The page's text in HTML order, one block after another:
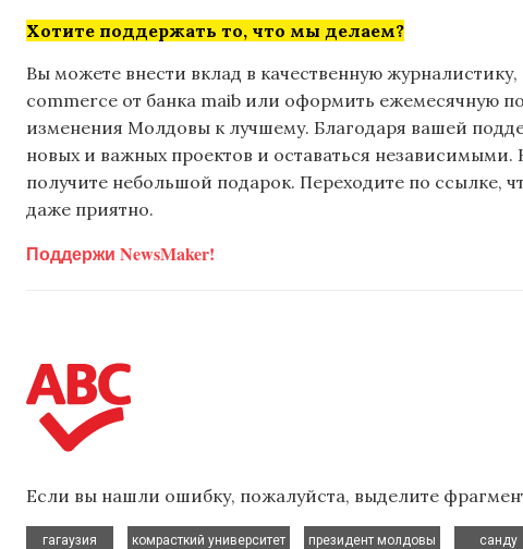
Хотите поддержать то, что мы делаем?
Вы можете внести вклад в качественную
commerce от банка maib или оформить ежемесячную
изменения Молдовы к лучшему. Благодаря вашей
новых и важных проектов и оставаться
получите небольшой подарок. Переходите по ссылке,
даже приятно.
Поддержи NewsMaker!
Если вы нашли ошибку, пожалуйста, выделите
гагаузия
комрасткий университет
президент молдовы
санду